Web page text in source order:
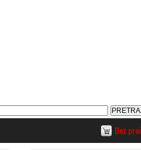
Bez